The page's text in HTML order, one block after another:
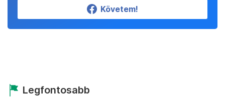
Követem!
Legfontosabb